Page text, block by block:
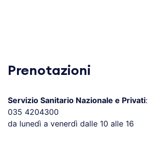
Prenotazioni
Servizio Sanitario Nazionale e Privati:
035 4204300
da lunedì a venerdì dalle 10 alle 16